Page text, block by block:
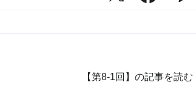
【第8-1回】の記事を読む